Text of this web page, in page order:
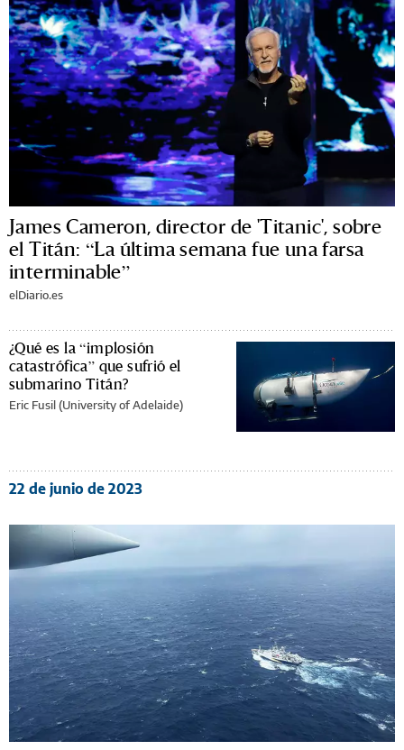
James Cameron, director de 'Titanic', sobre
el Titán: “La última semana fue una farsa
interminable”
elDiario.es
¿Qué es la “implosión
catastrófica” que sufrió el
submarino Titán?
Eric Fusil (University of Adelaide)
22 de junio de 2023